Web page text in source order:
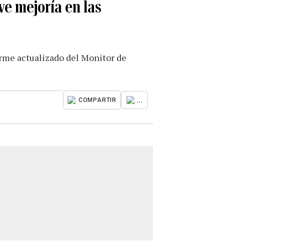
mejoría en las
actualizado del Monitor de
COMPARTIR ...